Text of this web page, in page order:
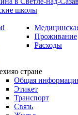
школы
Проживание
Расходы
о стране
Общая
Этикет
Транспорт
Связь